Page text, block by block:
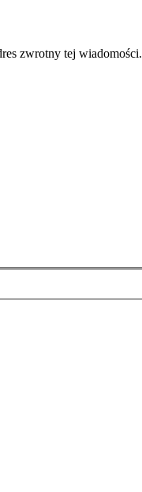
zwrotny tej wiadomości.